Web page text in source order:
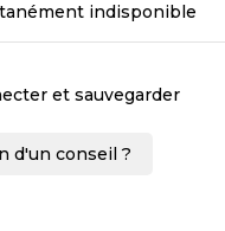
indisponible
et sauvegarder
d'un conseil ?